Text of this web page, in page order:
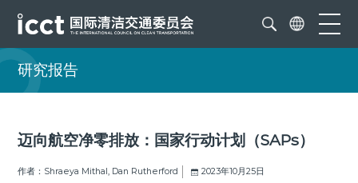
研究报告
迈向航空净零排放：国家行动计划（SAPs）
作者：Shraeya Mithal, Dan Rutherford 2023年10月25日